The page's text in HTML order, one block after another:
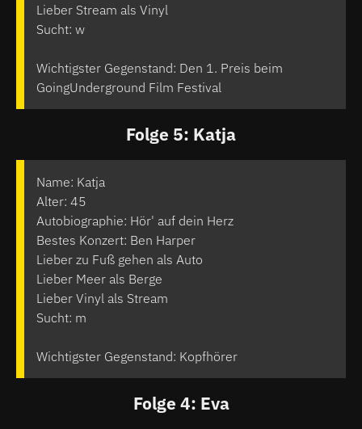
Lieber Stream als Vinyl
Sucht: w
Wichtigster Gegenstand: Den 1. Preis beim
GoingUnderground Film Festival
Folge 5: Katja
Name: Katja
Alter: 45
Autobiographie: Hör' auf dein Herz
Bestes Konzert: Ben Harper
Lieber zu Fuß gehen als Auto
Lieber Meer als Berge
Lieber Vinyl als Stream
Sucht: m
Wichtigster Gegenstand: Kopfhörer
Folge 4: Eva